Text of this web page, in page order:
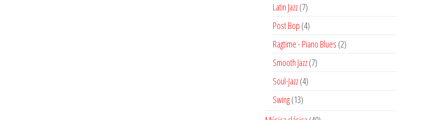
Latin Jazz 77
productos
Post Bop 44
productos
Ragtime - Piano Blues 22
Smooth Jazz 77
Soul-Jazz 44
Swing 1313